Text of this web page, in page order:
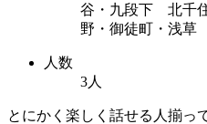
谷・九段下 北千
野・御徒町・浅草
人数
3人
とにかく楽しく話せる人揃っ